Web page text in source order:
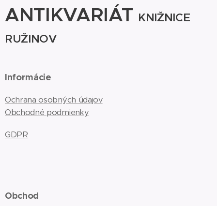
ANTIKVARIÁT KNIŽNICE
RUŽINOV
Informácie
Ochrana osobných údajov
Obchodné podmienky
GDPR
Obchod